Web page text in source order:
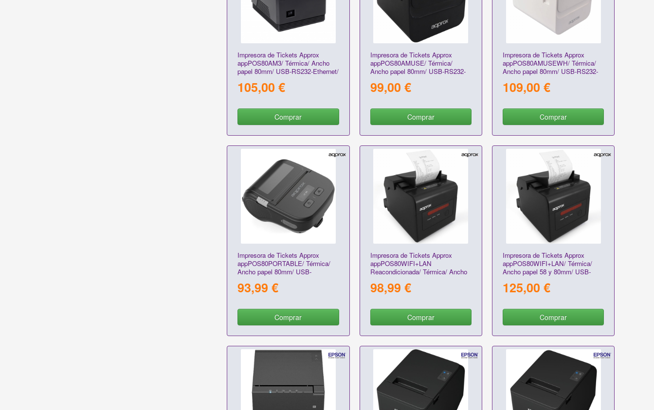
Impresora de Tickets Approx
appPOS80AM3/ Térmica/ Ancho
papel 80mm/ USB-RS232-Ethernet/
105,00 €
Comprar
Impresora de Tickets Approx
appPOS80AMUSE/ Térmica/
Ancho papel 80mm/ USB-RS232-
99,00 €
Comprar
Impresora de Tickets Approx
appPOS80AMUSEWH/ Térmica/
Ancho papel 80mm/ USB-RS232-
109,00 €
Comprar
Impresora de Tickets Approx
appPOS80PORTABLE/ Térmica/
Ancho papel 80mm/ USB-
93,99 €
Comprar
Impresora de Tickets Approx
appPOS80WIFI+LAN
Reacondicionada/ Térmica/ Ancho
RS232-RJ11/ Negra
98,99 €
Comprar
Impresora de Tickets Approx
appPOS80WIFI+LAN/ Térmica/
Ancho papel 58 y 80mm/ USB-
125,00 €
Comprar